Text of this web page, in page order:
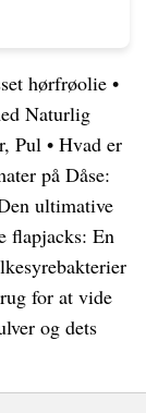
hørfrøolie •
Naturlig
Pul • Hvad er
på Dåse:
ultimative
flapjacks: En
for at vide
og dets